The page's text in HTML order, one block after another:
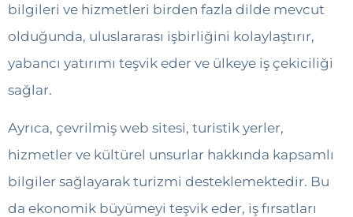
bilgileri ve hizmetleri birden fazla dilde mevcut
olduğunda, uluslararası işbirliğini kolaylaştırır,
yabancı yatırımı teşvik eder ve ülkeye iş çekiciliği
sağlar.
Ayrıca, çevrilmiş web sitesi, turistik yerler,
hizmetler ve kültürel unsurlar hakkında kapsamlı
bilgiler sağlayarak turizmi desteklemektedir. Bu
da ekonomik büyümeyi teşvik eder, iş fırsatları